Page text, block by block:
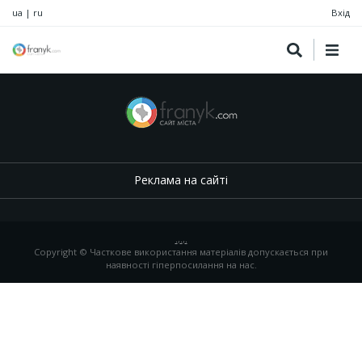
ua | ru Вхід
Реклама на сайті
.,.,.
Copyright © Часткове використання матеріалів допускається при
наявності гіперпосилання на нас.